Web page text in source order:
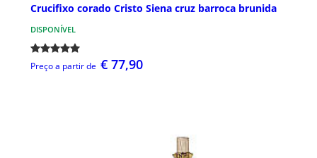
Crucifixo corado Cristo Siena cruz barroca brunida
DISPONÍVEL
Preço a partir de € 77,90